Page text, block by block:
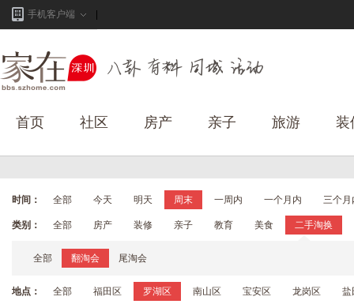
手机客户端
首页 社区 房产 亲子 旅游 装
时间： 全部 今天 明天 周末 一周内 一个月内 三个月
类别： 全部 房产 装修 亲子 教育 美食 二手淘换
全部 翻淘会 尾淘会
地点： 全部 福田区 罗湖区 南山区 宝安区 龙岗区 盐